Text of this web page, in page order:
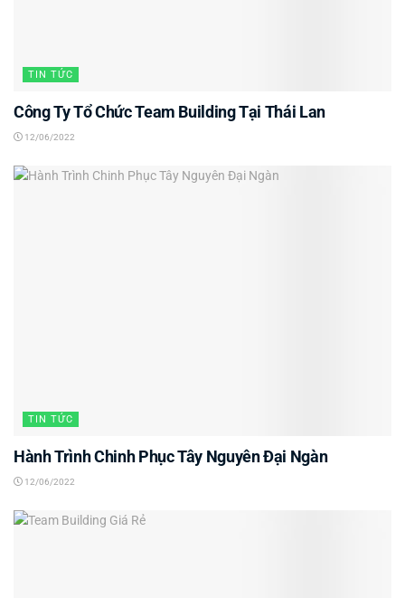
TIN TỨC
Công Ty Tổ Chức Team Building Tại Thái Lan
12/06/2022
TIN TỨC
Hành Trình Chinh Phục Tây Nguyên Đại Ngàn
12/06/2022